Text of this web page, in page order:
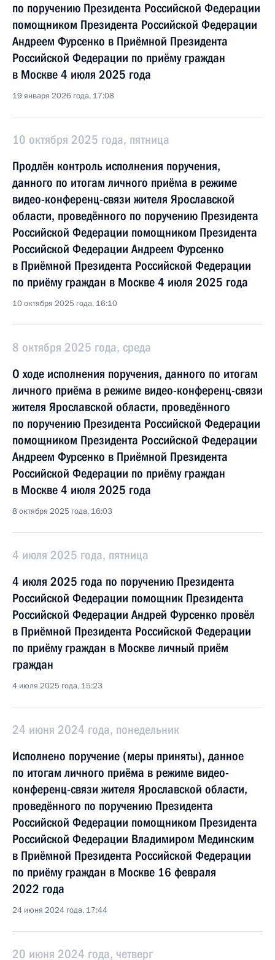
по поручению Президента Российской Федерации
помощником Президента Российской Федерации
Андреем Фурсенко в Приёмной Президента
Российской Федерации по приёму граждан
в Москве 4 июля 2025 года
19 января 2026 года, 17:08
10 октября 2025 года, пятница
Продлён контроль исполнения поручения,
данного по итогам личного приёма в режиме
видео-конференц-связи жителя Ярославской
области, проведённого по поручению Президента
Российской Федерации помощником Президента
Российской Федерации Андреем Фурсенко
в Приёмной Президента Российской Федерации
по приёму граждан в Москве 4 июля 2025 года
10 октября 2025 года, 16:10
8 октября 2025 года, среда
О ходе исполнения поручения, данного по итогам
личного приёма в режиме видео-конференц-связи
жителя Ярославской области, проведённого
по поручению Президента Российской Федерации
помощником Президента Российской Федерации
Андреем Фурсенко в Приёмной Президента
Российской Федерации по приёму граждан
в Москве 4 июля 2025 года
8 октября 2025 года, 16:03
4 июля 2025 года, пятница
4 июля 2025 года по поручению Президента
Российской Федерации помощник Президента
Российской Федерации Андрей Фурсенко провёл
в Приёмной Президента Российской Федерации
по приёму граждан в Москве личный приём
граждан
4 июля 2025 года, 15:23
24 июня 2024 года, понедельник
Исполнено поручение (меры приняты), данное
по итогам личного приёма в режиме видео-
конференц-связи жителя Ярославской области,
проведённого по поручению Президента
Российской Федерации помощником Президента
Российской Федерации Владимиром Мединским
в Приёмной Президента Российской Федерации
по приёму граждан в Москве 16 февраля
2022 года
24 июня 2024 года, 17:44
20 июня 2024 года, четверг